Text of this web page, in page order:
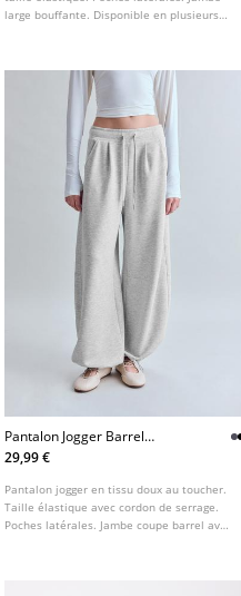
large bouffante. Disponible en plusieurs
Pantalon Jogger Barrel
Toucher Doux A Stoppers
29,99 €
Pantalon jogger en tissu doux au toucher.
Taille élastique avec cordon de serrage.
Poches latérales. Jambe coupe barrel avec